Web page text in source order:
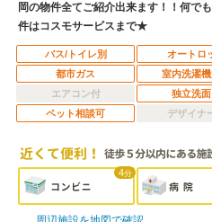
岡の物件全てご紹介出来ます！！何で
件はコスモサービスまで★
バス/トイレ別 オートロ
都市ガス
室内洗濯
エアコン付
独立洗
ペット相談可
デザイナ
4分